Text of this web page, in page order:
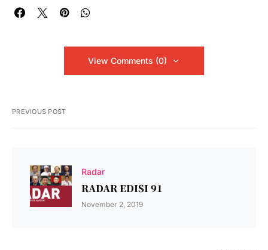
View Comments (0)
PREVIOUS POST
Radar
RADAR EDISI 91
November 2, 2019